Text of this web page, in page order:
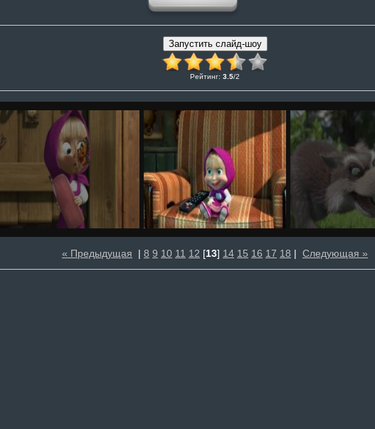
Рейтинг: 3.5/2
« Предыдущая | 8 9 10 11 12 [13] 14 15 16 17 18 | Следующая »